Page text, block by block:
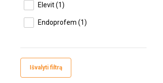
Elevit(1)
Endoprofem (1)
Ferrocaps(1)
(1)
Išvalyti filtrą